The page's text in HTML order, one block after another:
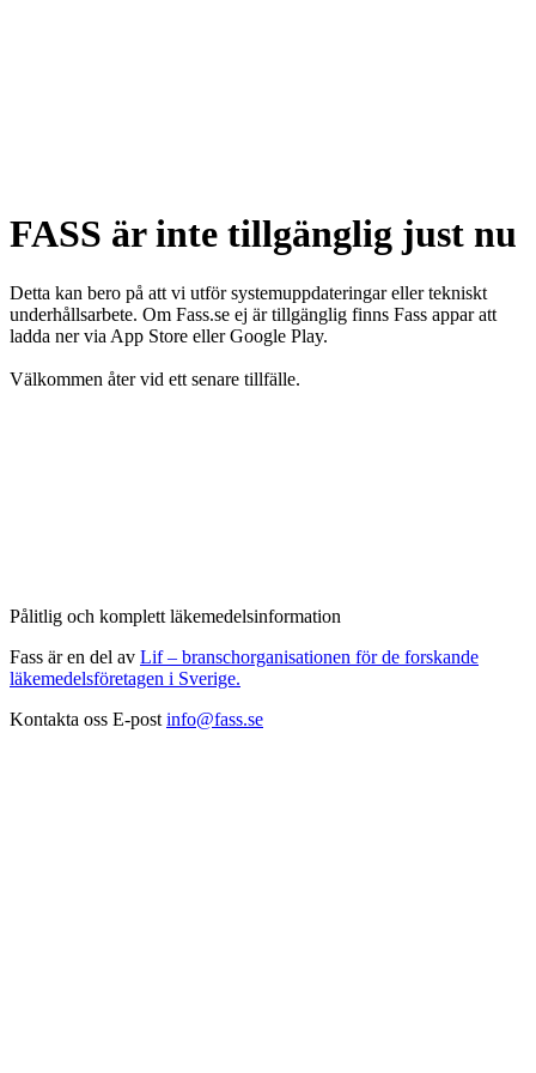
FASS är inte tillgänglig just nu
Detta kan bero på att vi utför systemuppdateringar eller tekniskt
underhållsarbete. Om Fass.se ej är tillgänglig finns Fass appar att
ladda ner via App Store eller Google Play.
Välkommen åter vid ett senare tillfälle.
Pålitlig och komplett läkemedelsinformation
Fass är en del av Lif – branschorganisationen för de forskande
läkemedelsföretagen i Sverige.
Kontakta oss E-post info@fass.se